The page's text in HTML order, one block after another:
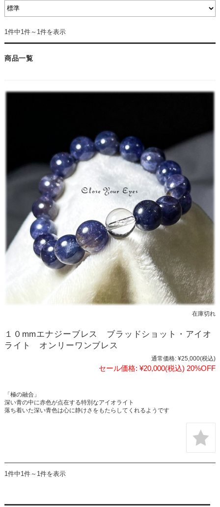
1件中1件～1件を表示
商品一覧
在庫切れ
１０mmエナジーブレス ブラッドショット・アイオ
ライト オンリーワンブレス
通常価格: ¥25,000(税込)
セール価格: ¥20,000(税込) 20%OFF
「極の融合」
深い青の中に赤色が点在する特別なアイオライト
落ち着いた深い青色は心に静けさをもたらしてくれるようです
1件中1件～1件を表示